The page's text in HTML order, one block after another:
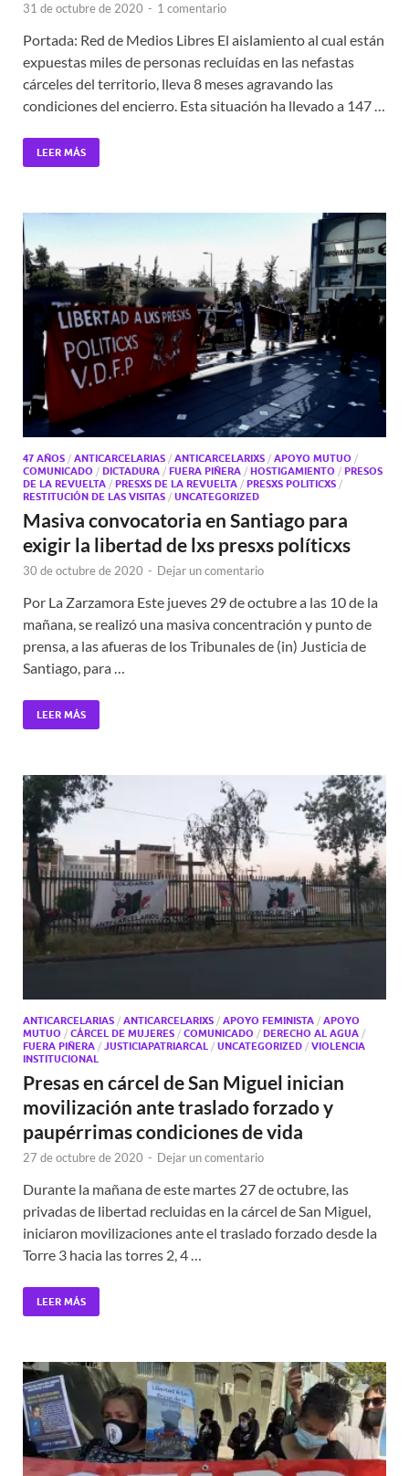
31 de octubre de 2020 - 1 comentario
Portada: Red de Medios Libres El aislamiento al cual están
expuestas miles de personas recluídas en las nefastas
cárceles del territorio, lleva 8 meses agravando las
condiciones del encierro. Esta situación ha llevado a 147 …
LEER MÁS
47 AÑOS / ANTICARCELARIAS / ANTICARCELARIXS / APOYO MUTUO /
COMUNICADO / DICTADURA / FUERA PIÑERA / HOSTIGAMIENTO / PRESOS
DE LA REVUELTA / PRESXS DE LA REVUELTA / PRESXS POLITICXS /
RESTITUCIÓN DE LAS VISITAS / UNCATEGORIZED
Masiva convocatoria en Santiago para
exigir la libertad de lxs presxs políticxs
30 de octubre de 2020 - Dejar un comentario
Por La Zarzamora Este jueves 29 de octubre a las 10 de la
mañana, se realizó una masiva concentración y punto de
prensa, a las afueras de los Tribunales de (in) Justicia de
Santiago, para …
LEER MÁS
ANTICARCELARIAS / ANTICARCELARIXS / APOYO FEMINISTA / APOYO
MUTUO / CÁRCEL DE MUJERES / COMUNICADO / DERECHO AL AGUA /
FUERA PIÑERA / JUSTICIAPATRIARCAL / UNCATEGORIZED / VIOLENCIA
INSTITUCIONAL
Presas en cárcel de San Miguel inician
movilización ante traslado forzado y
paupérrimas condiciones de vida
27 de octubre de 2020 - Dejar un comentario
Durante la mañana de este martes 27 de octubre, las
privadas de libertad recluidas en la cárcel de San Miguel,
iniciaron movilizaciones ante el traslado forzado desde la
Torre 3 hacia las torres 2, 4 …
LEER MÁS